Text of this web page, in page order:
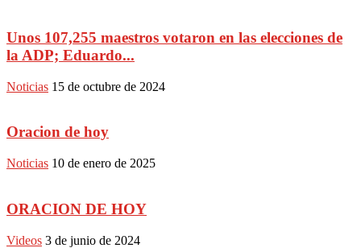
Unos 107,255 maestros votaron en las elecciones de
la ADP; Eduardo...
Noticias 15 de octubre de 2024
Oracion de hoy
Noticias 10 de enero de 2025
ORACION DE HOY
Videos 3 de junio de 2024